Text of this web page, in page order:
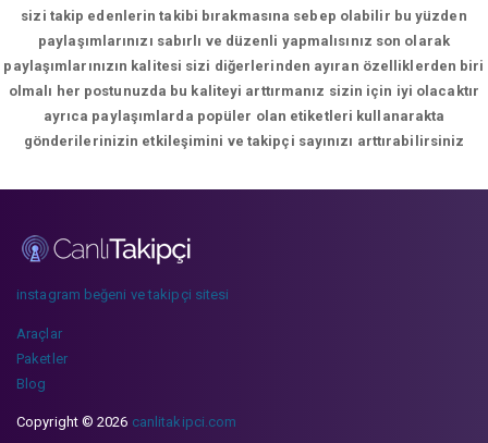
sizi takip edenlerin takibi bırakmasına sebep olabilir bu yüzden
paylaşımlarınızı sabırlı ve düzenli yapmalısınız son olarak
paylaşımlarınızın kalitesi sizi diğerlerinden ayıran özelliklerden biri
olmalı her postunuzda bu kaliteyi arttırmanız sizin için iyi olacaktır
ayrıca paylaşımlarda popüler olan etiketleri kullanarakta
gönderilerinizin etkileşimini ve takipçi sayınızı arttırabilirsiniz
instagram beğeni ve takipçi sitesi
Araçlar
Paketler
Blog
Copyright © 2026 canlitakipci.com